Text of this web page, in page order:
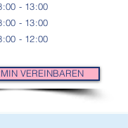
- 13:00
- 13:00
- 12:00
VEREINBAREN